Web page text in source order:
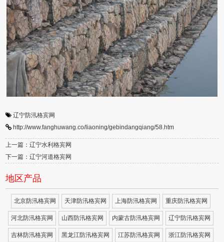
辽宁防汛格宾网
http://www.fanghuwang.co/liaoning/gebindangqiang/58.htm
上一篇：辽宁水利格宾网
下一篇：辽宁河道格宾网
地区产品
北京防汛格宾网 天津防汛格宾网 上海防汛格宾网 重庆防汛格宾网
河北防汛格宾网 山西防汛格宾网 内蒙古防汛格宾网 辽宁防汛格宾网
吉林防汛格宾网 黑龙江防汛格宾网 江苏防汛格宾网 浙江防汛格宾网